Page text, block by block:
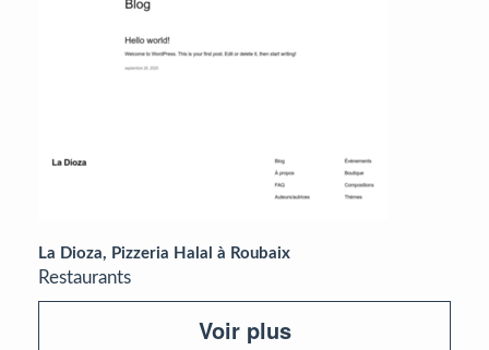
La Dioza, Pizzeria Halal à Roubaix
Restaurants
Voir plus